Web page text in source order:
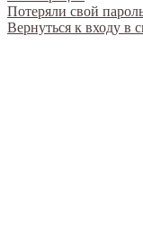
Потеряли свой
Вернуться к входу в